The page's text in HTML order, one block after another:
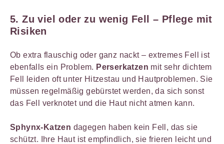
5. Zu viel oder zu wenig Fell – Pflege mit
Risiken
Ob extra flauschig oder ganz nackt – extremes Fell ist
ebenfalls ein Problem. Perserkatzen mit sehr dichtem
Fell leiden oft unter Hitzestau und Hautproblemen. Sie
müssen regelmäßig gebürstet werden, da sich sonst
das Fell verknotet und die Haut nicht atmen kann.
Sphynx-Katzen dagegen haben kein Fell, das sie
schützt. Ihre Haut ist empfindlich, sie frieren leicht und